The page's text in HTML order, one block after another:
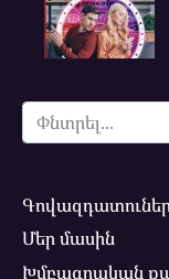
Search
for:
Մեր մասին
Խմբագրական